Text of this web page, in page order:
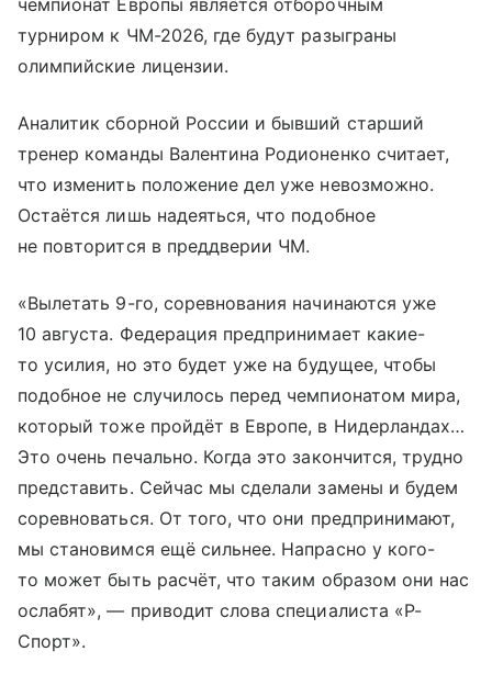
турниром к ЧМ-2026, где будут разыграны
олимпийские лицензии.
Аналитик сборной России и бывший старший
тренер команды Валентина Родионенко считает,
что изменить положение дел уже невозможно.
Остаётся лишь надеяться, что подобное
не повторится в преддверии ЧМ.
«Вылетать 9-го, соревнования начинаются уже
10 августа. Федерация предпринимает какие-
то усилия, но это будет уже на будущее, чтобы
подобное не случилось перед чемпионатом мира,
который тоже пройдёт в Европе, в Нидерландах…
Это очень печально. Когда это закончится, трудно
представить. Сейчас мы сделали замены и будем
соревноваться. От того, что они предпринимают,
мы становимся ещё сильнее. Напрасно у кого-
то может быть расчёт, что таким образом они нас
ослабят», — приводит слова специалиста «Р-
Спорт».